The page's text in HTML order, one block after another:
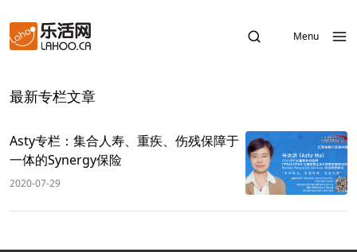
Menu
最新专栏文章
Asty专栏：集合人寿、重疾、伤残保障于
一体的Synergy保险
2020-07-29